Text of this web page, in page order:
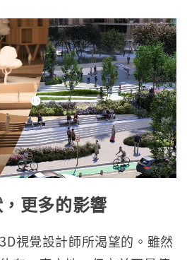
更多的影響
視覺設計師所渴望的。雖然